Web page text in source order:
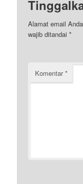
Alamat email
wajib ditandai*
Komentar*